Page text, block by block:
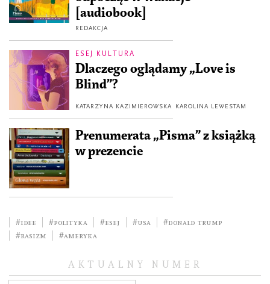
[audiobook]
REDAKCJA
ESEJ KULTURA
Dlaczego oglądamy „Love is
Blind”?
KATARZYNA KAZIMIEROWSKA KAROLINA LEWESTAM
Prenumerata „Pisma” z książką
w prezencie
#idee #polityka #esej #USA
#Donald Trump
#rasizm
#Ameryka
AKTUALNY NUMER